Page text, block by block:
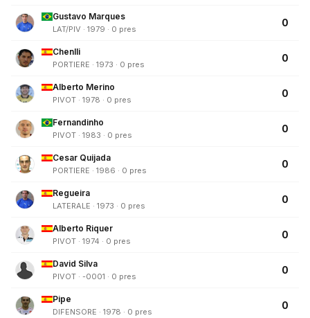
Gustavo Marques
LAT/PIV · 1979 · 0 pres
0
Chenlli
PORTIERE · 1973 · 0 pres
0
Alberto Merino
PIVOT · 1978 · 0 pres
0
Fernandinho
PIVOT · 1983 · 0 pres
0
Cesar Quijada
PORTIERE · 1986 · 0 pres
0
Regueira
LATERALE · 1973 · 0 pres
0
Alberto Riquer
PIVOT · 1974 · 0 pres
0
David Silva
PIVOT · -0001 · 0 pres
0
Pipe
DIFENSORE · 1978 · 0 pres
0